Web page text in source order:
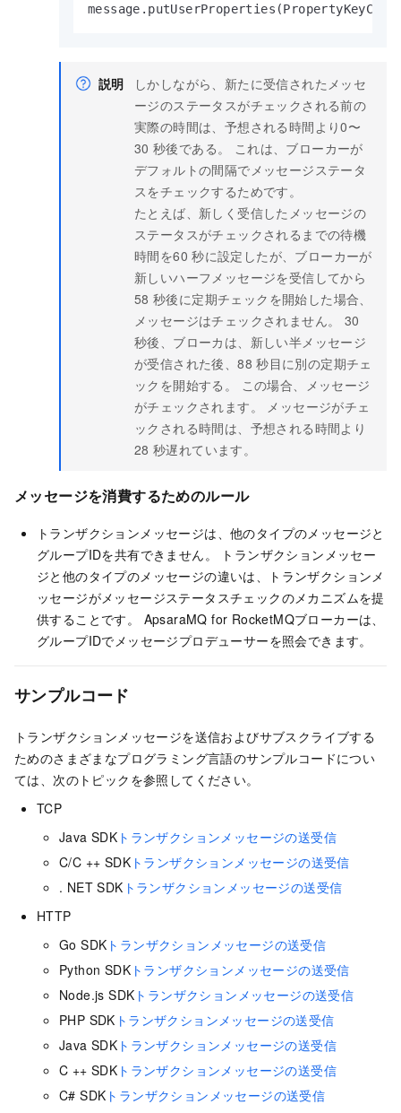
説明
しかしながら、新たに受信されたメッセ
ージのステータスがチェックされる前の
実際の時間は、予想される時間より0〜
30 秒後である。 これは、ブローカーが
デフォルトの間隔でメッセージステータ
スをチェックするためです。
たとえば、新しく受信したメッセージの
ステータスがチェックされるまでの待機
時間を60 秒に設定したが、ブローカーが
新しいハーフメッセージを受信してから
58 秒後に定期チェックを開始した場合、
メッセージはチェックされません。 30
秒後、ブローカは、新しい半メッセージ
が受信された後、88 秒目に別の定期チェ
ックを開始する。 この場合、メッセージ
がチェックされます。 メッセージがチェ
ックされる時間は、予想される時間より
28 秒遅れています。
メッセージを消費するためのルール
トランザクションメッセージは、他のタイプのメッセージと
グループIDを共有できません。 トランザクションメッセー
ジと他のタイプのメッセージの違いは、トランザクションメ
ッセージがメッセージステータスチェックのメカニズムを提
供することです。 ApsaraMQ for RocketMQブローカーは、
グループIDでメッセージプロデューサーを照会できます。
サンプルコード
トランザクションメッセージを送信およびサブスクライブする
ためのさまざまなプログラミング言語のサンプルコードについ
ては、次のトピックを参照してください。
TCP
Java SDK トランザクションメッセージの送受信
C/C ++ SDK トランザクションメッセージの送受信
. NET SDK トランザクションメッセージの送受信
HTTP
Go SDK トランザクションメッセージの送受信
Python SDK トランザクションメッセージの送受信
Node.js SDK トランザクションメッセージの送受信
PHP SDK トランザクションメッセージの送受信
Java SDK トランザクションメッセージの送受信
C ++ SDK トランザクションメッセージの送受信
C# SDK トランザクションメッセージの送受信